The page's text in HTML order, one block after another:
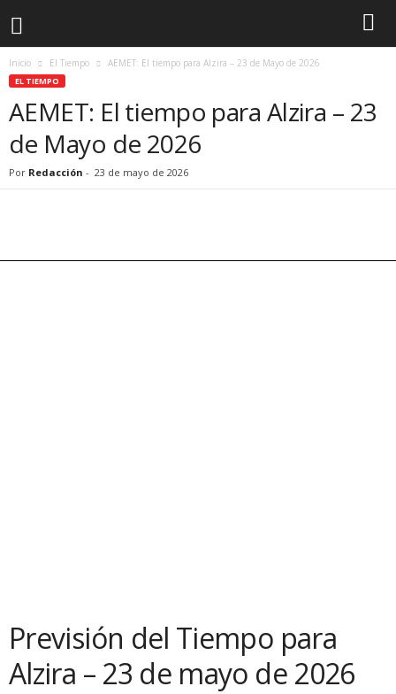
Inicio El Tiempo AEMET: El tiempo para Alzira – 23 de Mayo de 2026
EL TIEMPO
AEMET: El tiempo para Alzira – 23
de Mayo de 2026
Por Redacción - 23 de mayo de 2026
Previsión del Tiempo para
Alzira – 23 de mayo de 2026